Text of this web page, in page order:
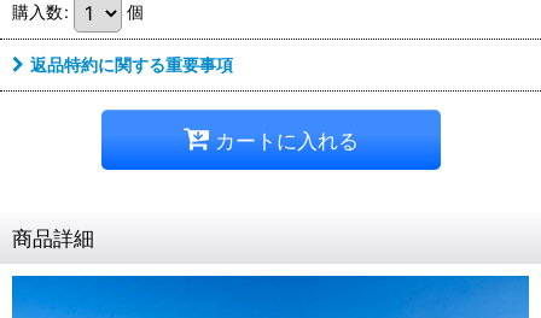
購入数: 個
返品特約に関する重要事項
カートに入れる
商品詳細